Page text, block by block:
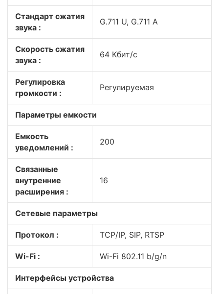
Стандарт сжатия
звука :
G.711 U, G.711 A
Скорость сжатия
звука :
64 Кбит/с
Регулировка
громкости :
Регулируемая
Параметры емкости
Емкость
уведомлений :
200
Связанные
внутренние
расширения :
16
Сетевые параметры
Протокол : TCP/IP, SIP, RTSP
Wi-Fi : Wi-Fi 802.11 b/g/n
Интерфейсы устройства